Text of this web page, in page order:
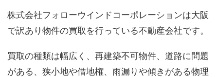
株式会社フォローウインドコーポレーションは大阪
で訳あり物件の買取を行っている不動産会社です。
買取の種類は幅広く、再建築不可物件、道路に問題
がある、狭小地や借地権、雨漏りや傾きがある物理